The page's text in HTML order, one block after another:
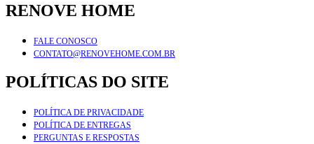
RENOVE HOME
FALE CONOSCO
CONTATO@RENOVEHOME.COM.BR
POLÍTICAS DO SITE
POLÍTICA DE PRIVACIDADE
POLÍTICA DE ENTREGAS
PERGUNTAS E RESPOSTAS